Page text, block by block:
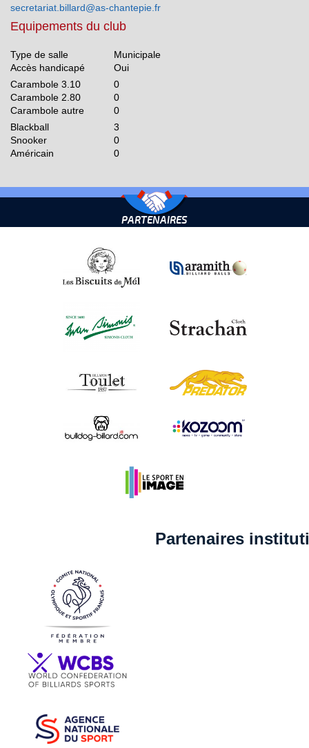
secretariat.billard@as-chantepie.fr
Equipements du club
Type de salle
Municipale
Accès handicapé
Oui
Carambole 3.10
0
Carambole 2.80
0
Carambole autre
0
Blackball
3
Snooker
0
Américain
0
PARTENAIRES
Partenaires